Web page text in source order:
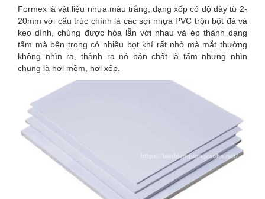
Formex là vật liệu nhựa màu trắng, dạng xốp có độ dày từ 2-
20mm với cấu trúc chính là các sợi nhựa PVC trộn bột đá và
keo dính, chúng được hòa lẫn với nhau và ép thành dạng
tấm mà bên trong có nhiều bọt khí rất nhỏ mà mắt thường
không nhìn ra, thành ra nó bản chất là tấm nhưng nhìn
chung là hơi mềm, hơi xốp.